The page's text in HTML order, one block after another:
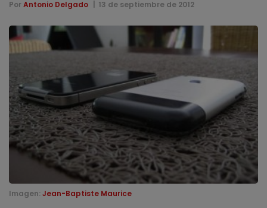
Por Antonio Delgado 13 de septiembre de 2012
Imagen: Jean-Baptiste Maurice